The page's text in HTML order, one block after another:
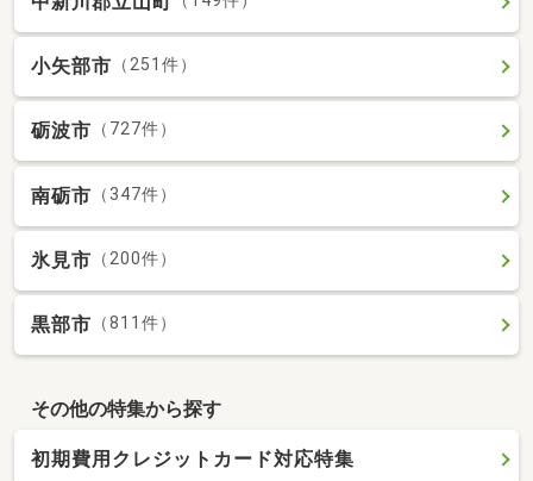
小矢部市 （251件）
砺波市 （727件）
南砺市 （347件）
氷見市 （200件）
黒部市 （811件）
その他の特集から探す
初期費用クレジットカード対応特集